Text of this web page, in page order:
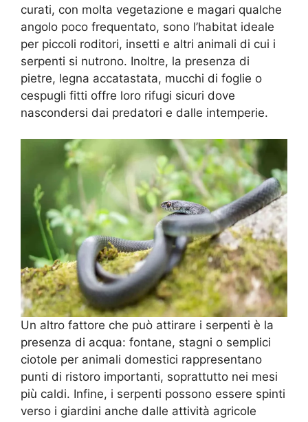
curati, con molta vegetazione e magari qualche
angolo poco frequentato, sono l’habitat ideale
per piccoli roditori, insetti e altri animali di cui i
serpenti si nutrono. Inoltre, la presenza di
pietre, legna accatastata, mucchi di foglie o
cespugli fitti offre loro rifugi sicuri dove
nascondersi dai predatori e dalle intemperie.
Un altro fattore che può attirare i serpenti è la
presenza di acqua: fontane, stagni o semplici
ciotole per animali domestici rappresentano
punti di ristoro importanti, soprattutto nei mesi
più caldi. Infine, i serpenti possono essere spinti
verso i giardini anche dalle attività agricole